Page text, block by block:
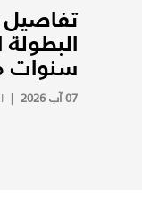
سنوات
07 آب 2026 |